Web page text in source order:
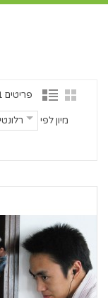
פריטים 1 עד 10 מתוך 31 סה"כ
מיון לפי